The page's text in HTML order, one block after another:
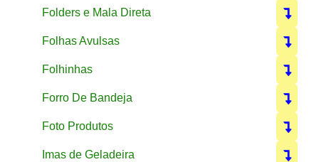
Folders e Mala Direta
Folhas Avulsas
Folhinhas
Forro De Bandeja
Foto Produtos
Imas de Geladeira